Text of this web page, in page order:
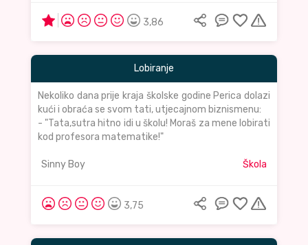
3,86
Lobiranje
Nekoliko dana prije kraja školske godine Perica dolazi
kući i obraća se svom tati, utjecajnom biznismenu:
- "Tata,sutra hitno idi u školu! Moraš za mene lobirati
kod profesora matematike!"
Sinny Boy Škola
3,75